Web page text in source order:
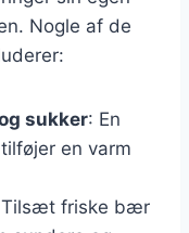
Nogle af de
sukker: En
en varm
friske bær